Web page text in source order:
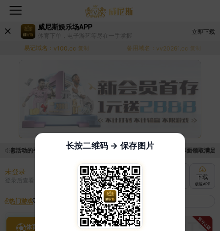
威尼斯娱乐场APP
体育下单，电子游艺等尽在一手掌握
立即下载
易记域名： v100.cc 复制 备用域名： vv20261.cc 复制
惠活动的手续麻烦，已新增优惠系统，现在可以前往【福利中心】界面领取满
未登录
登录后查看 充值
快速到账
下载
极速APP
热门游戏
体育
长按二维码 → 保存图片